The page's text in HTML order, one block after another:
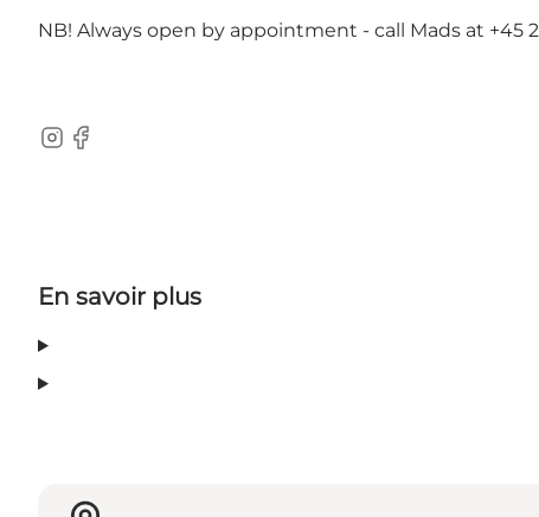
NB! Always open by appointment - call Mads at +45
Instagram
Facebook
En savoir plus